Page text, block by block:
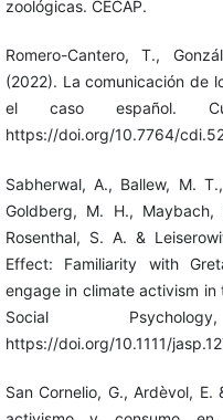
zoológicas. CECAP.
Romero-Cantero, T.,
(2022). La comunicación de
el caso español.
https://doi.org/10.7764/
Sabherwal, A., Ballew, M.
Goldberg, M. H.,
Rosenthal, S. A. &
Effect: Familiarity with
engage in climate activism
Social
https://doi.org/10.1111/
San Cornelio, G., Ardèvol,